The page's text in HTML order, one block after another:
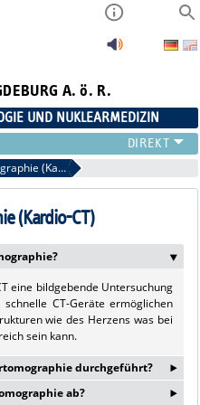
A. ö. R.
UND NUKLEARMEDIZIN
Kardio-Computertomographie (Kardio-CT)
(Kardio-CT)
‣
eine bildgebende Untersuchung
CT-Geräte ermöglichen
wie des Herzens was bei
sein kann.
durchgeführt? ‣
zur Diagnostik bzw. zum
ab? ‣